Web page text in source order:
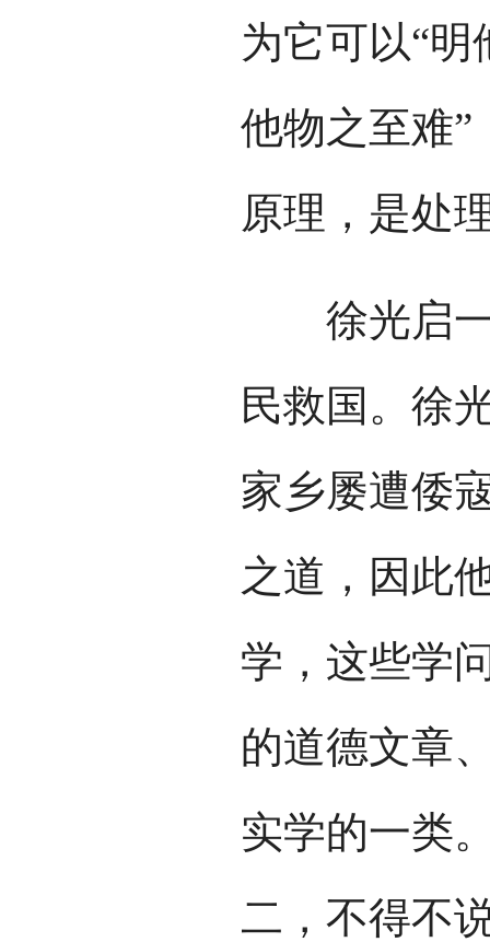
为它可以“明
他物之至难
原理，是处
徐光启一
民救国。徐
家乡屡遭倭
之道，因此
学，这些学
的道德文章
实学的一类
二，不得不